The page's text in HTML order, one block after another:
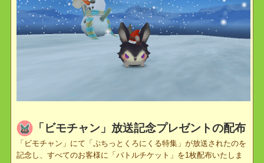
※ワォーンリーナイト